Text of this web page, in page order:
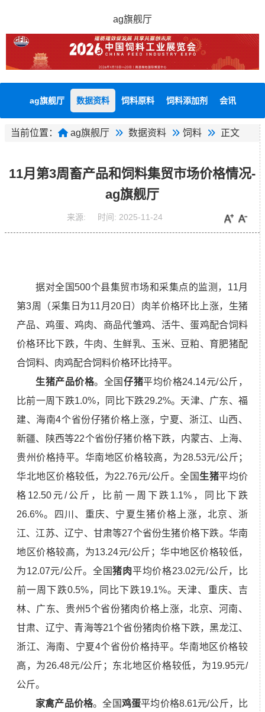
ag旗舰厅
ag旗舰厅 数据资料 饲料原料 饲料添加剂 会讯
当前位置： ag旗舰厅 数据资料 饲料 正文
11月第3周畜产品和饲料集贸市场价格情况-
ag旗舰厅
来源: 时间: 2025-11-24
据对全国500个县集贸市场和采集点的监测，11月
第3周（采集日为11月20日） 肉羊价格环比上涨，生猪
产品、鸡蛋、鸡肉、商品代雏鸡、活牛、蛋鸡配合饲料
价格环比下跌，牛肉、 生鲜乳、
玉米、豆粕、育肥猪配
合饲料、肉鸡配合饲料价格环比持平。
生猪产品价格。全国 仔猪平均价格24.14元/公斤，
比前一周下跌1.0%，同比下跌29.2%。天津、广东、福
建、海南4个省份仔猪价格上涨，宁夏、浙江、山西、
新疆、
陕西等22个省份仔猪价格下跌， 内蒙古、
上海、
贵州价格持平。华南地区价格较高，为28.53元/公斤；
华北地区价格较低，为22.76元/公斤。全国 生猪平均价
格12.50元/公斤，比前一周下跌1.1%，同比下跌
26.6%。
四川、 重庆、宁夏生猪价格上涨，北京、浙
江、江苏、辽宁、甘肃等27个省份生猪价格下跌。华南
地区价格较高，为13.24元/公斤；华中地区价格较低，
为12.07元/公斤。全国猪肉平均价格23.02元/公斤，比
前一周下跌0.5%，同比下跌19.1%。天津、重庆、吉
林、广东、贵州5个省份猪肉价格上涨，北京、河南、
甘肃、辽宁、青海等21个省份猪肉价格下跌，黑龙江、
浙江、 海南、 宁夏4个省份价格持平。华南地区价格较
高，为26.48元/公斤；东北地区价格较低，为19.95元/
公斤。
家禽产品价格。全国鸡蛋平均价格8.61元/公斤，比